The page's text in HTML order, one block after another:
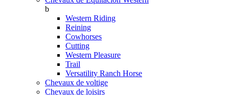
b
Western Riding
Reining
Cowhorses
Cutting
Western Pleasure
Trail
Versatility Ranch Horse
Chevaux de voltige
Chevaux de loisirs